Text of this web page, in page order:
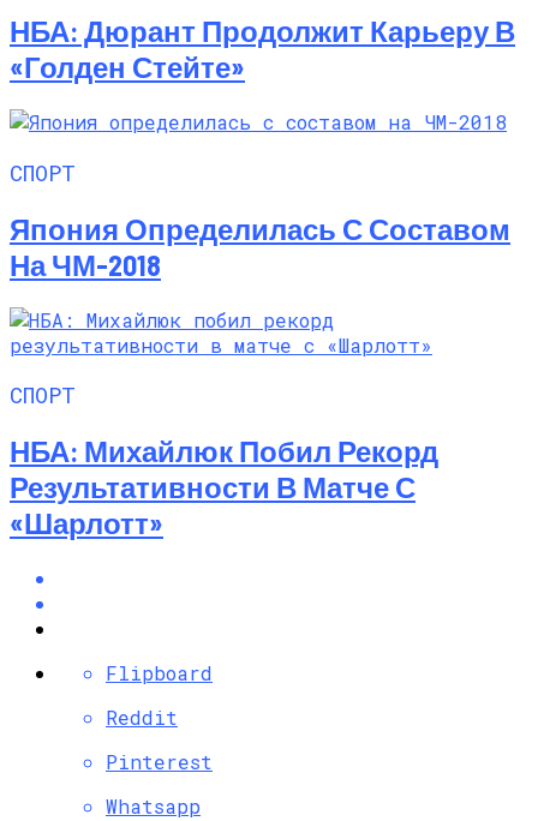
НБА: Дюрант Продолжит Карьеру В
«Голден Стейте»
СПОРТ
Япония Определилась С Составом
На ЧМ-2018
СПОРТ
НБА: Михайлюк Побил Рекорд
Результативности В Матче С
«Шарлотт»
Flipboard
Reddit
Pinterest
Whatsapp